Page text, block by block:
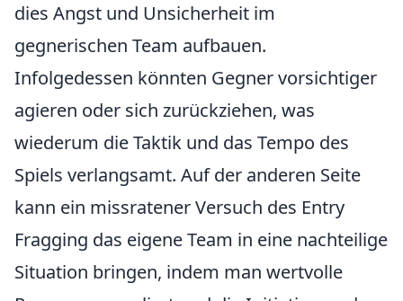
dies Angst und Unsicherheit im
gegnerischen Team aufbauen.
Infolgedessen könnten Gegner vorsichtiger
agieren oder sich zurückziehen, was
wiederum die Taktik und das Tempo des
Spiels verlangsamt. Auf der anderen Seite
kann ein missratener Versuch des Entry
Fragging das eigene Team in eine nachteilige
Situation bringen, indem man wertvolle